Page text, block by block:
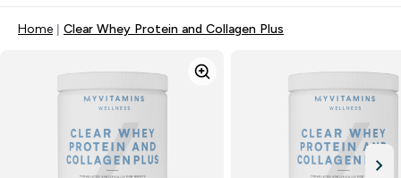
Home Clear Whey Protein and Collagen Plus